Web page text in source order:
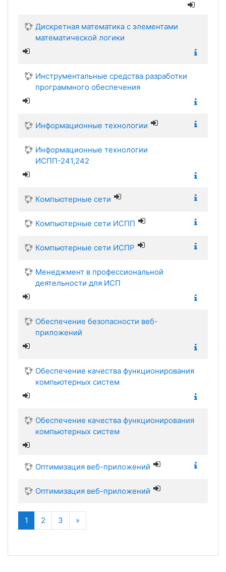
Дискретная математика с элементами
математической логики
Инструментальные средства разработки
программного обеспечения
Информационные технологии
Информационные технологии
ИСПП-241,242
Компьютерные сети
Компьютерные сети ИСПП
Компьютерные сети ИСПР
Менеджмент в профессиональной
деятельности для ИСП
Обеспечение безопасности веб-
приложений
Обеспечение качества функционирования
компьютерных систем
Обеспечение качества функционирования
компьютерных систем
Оптимизация веб-приложений
Оптимизация веб-приложений
1 (текущая)
2 3 »